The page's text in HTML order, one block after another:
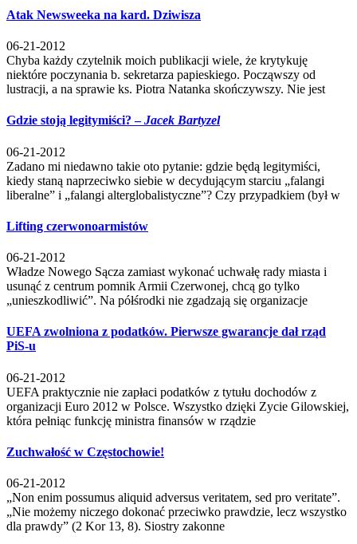
Atak Newsweeka na kard. Dziwisza
06-21-2012
Chyba każdy czytelnik moich publikacji wiele, że krytykuję
niektóre poczynania b. sekretarza papieskiego. Począwszy od
lustracji, a na sprawie ks. Piotra Natanka skończywszy. Nie jest
Gdzie stoją legitymiści? –Jacek Bartyzel
06-21-2012
Zadano mi niedawno takie oto pytanie: gdzie będą legitymiści,
kiedy staną naprzeciwko siebie w decydującym starciu „falangi
liberalne” i „falangi alterglobalistyczne”? Czy przypadkiem (był w
Lifting czerwonoarmistów
06-21-2012
Władze Nowego Sącza zamiast wykonać uchwałę rady miasta i
usunąć z centrum pomnik Armii Czerwonej, chcą go tylko
„unieszkodliwić”. Na półśrodki nie zgadzają się organizacje
UEFA zwolniona z podatków. Pierwsze gwarancje dał rząd
PiS-u
06-21-2012
UEFA praktycznie nie zapłaci podatków z tytułu dochodów z
organizacji Euro 2012 w Polsce. Wszystko dzięki Zycie Gilowskiej,
która pełniąc funkcję ministra finansów w rządzie
Zuchwałość w Częstochowie!
06-21-2012
„Non enim possumus aliquid adversus veritatem, sed pro veritate”.
„Nie możemy niczego dokonać przeciwko prawdzie, lecz wszystko
dla prawdy” (2 Kor 13, 8). Siostry zakonne